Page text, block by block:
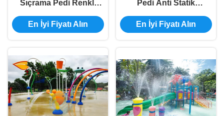
Sıçrama Pedi Renkli
Çiçek Tarzı Su Parkı
Çeşmesi 3.0m
En İyi Fiyatı Alın
Pedi Anti Statik
Çocuklar Gül Çiçek
Su Püskürtme Parkı
En İyi Fiyatı Alın